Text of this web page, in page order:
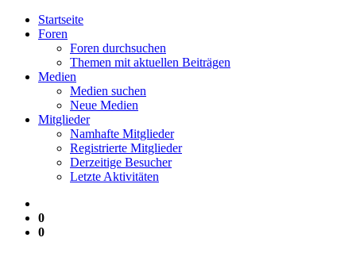
Startseite
Foren
Foren durchsuchen
Themen mit aktuellen Beiträgen
Medien
Medien suchen
Neue Medien
Mitglieder
Namhafte Mitglieder
Registrierte Mitglieder
Derzeitige Besucher
Letzte Aktivitäten
0
0